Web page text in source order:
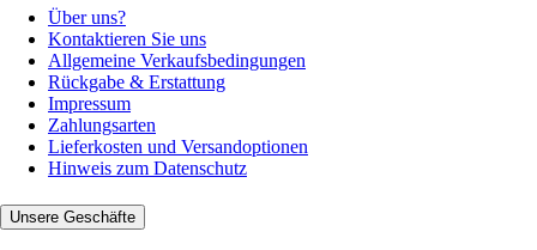
Über uns?
Kontaktieren Sie uns
Allgemeine Verkaufsbedingungen
Rückgabe & Erstattung
Impressum
Zahlungsarten
Lieferkosten und Versandoptionen
Hinweis zum Datenschutz
Unsere Geschäfte